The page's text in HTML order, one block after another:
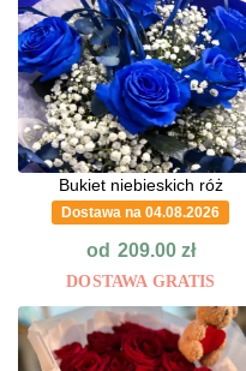
Bukiet niebieskich róż
Dostawa na 04.08.2026
od 209.00 zł
DOSTAWA GRATIS